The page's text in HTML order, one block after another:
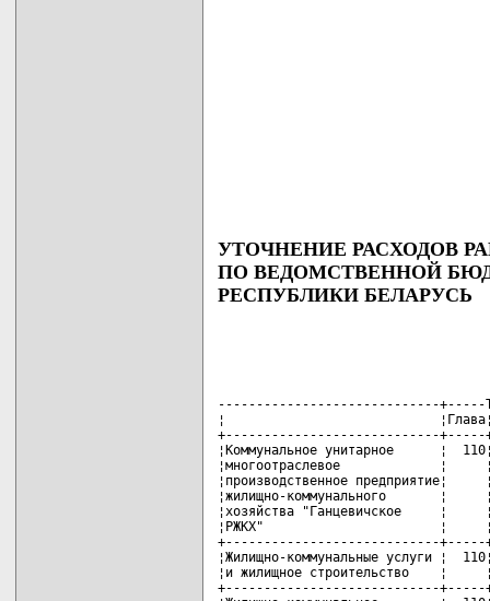
УТОЧНЕНИЕ РАСХОДОВ
ПО ВЕДОМСТВЕННОЙ
РЕСПУБЛИКИ БЕЛАРУСЬ
-----------------------------+-----
¦
+----------------------------+-----
¦Коммунальное унитарное      ¦
¦многоотраслевое
¦производственное
¦жилищно-коммунального
¦хозяйства "Ганцевичское
¦РЖКХ"                       ¦
+----------------------------+-----
¦Жилищно-коммунальные услуги ¦
¦и жилищное строительство
+----------------------------+-----